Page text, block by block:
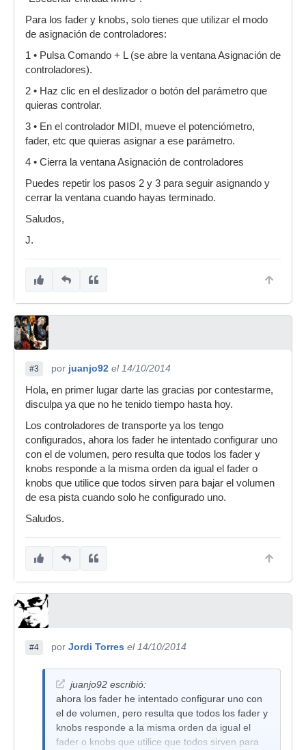
Para los fader y knobs, solo tienes que utilizar el modo
de asignación de controladores:
1 • Pulsa Comando + L (se abre la ventana Asignación de
controladores).
2 • Haz clic en el deslizador o botón del parámetro que
quieras controlar.
3 • En el controlador MIDI, mueve el potenciómetro,
fader, etc que quieras asignar a ese parámetro.
4 • Cierra la ventana Asignación de controladores
Puedes repetir los pasos 2 y 3 para seguir asignando y
cerrar la ventana cuando hayas terminado.
Saludos,
J.
#3 por juanjo92 el 14/10/2014
Hola, en primer lugar darte las gracias por contestarme,
disculpa ya que no he tenido tiempo hasta hoy.
Los controladores de transporte ya los tengo
configurados, ahora los fader he intentado configurar uno
con el de volumen, pero resulta que todos los fader y
knobs responde a la misma orden da igual el fader o
knobs que utilice que todos sirven para bajar el volumen
de esa pista cuando solo he configurado uno.
Saludos.
#4 por Jordi Torres el 14/10/2014
juanjo92 escribió:
ahora los fader he intentado configurar uno con
el de volumen, pero resulta que todos los fader y
knobs responde a la misma orden da igual el
fader o knobs que utilice que todos sirven para